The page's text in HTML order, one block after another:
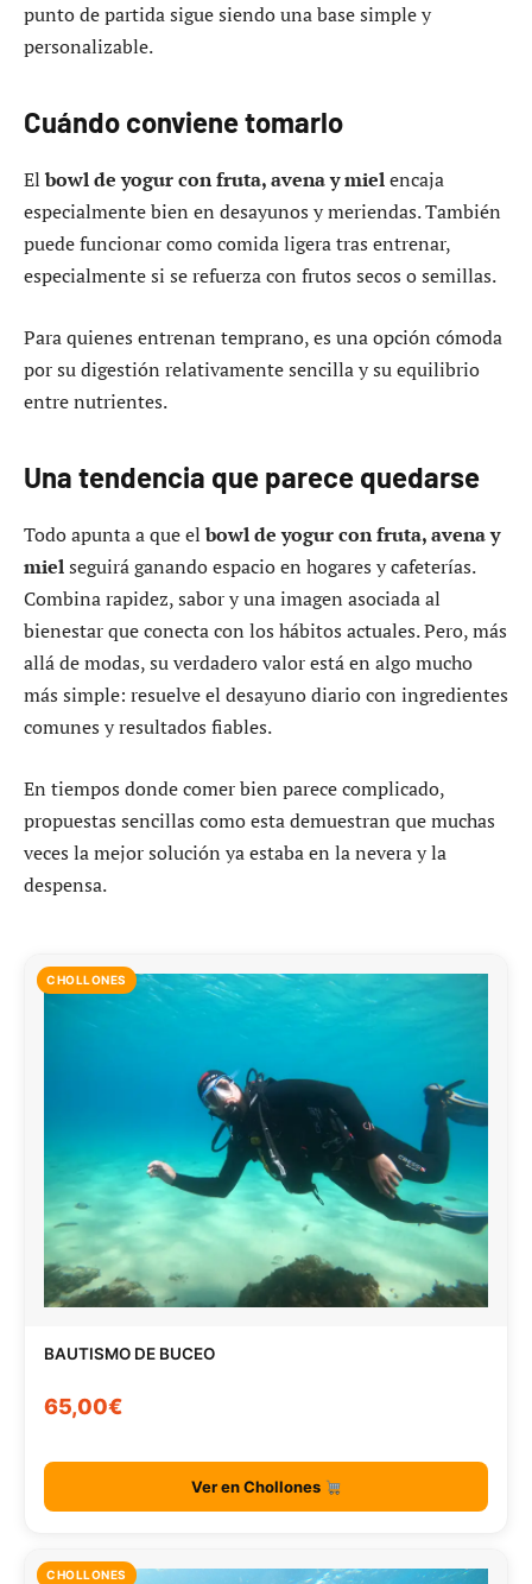
punto de partida sigue siendo una base simple y
personalizable.
Cuándo conviene tomarlo
Elbowl de yogur con fruta, avena y mielencaja
especialmente bien en desayunos y meriendas. También
puede funcionar como comida ligera tras entrenar,
especialmente si se refuerza con frutos secos o semillas.
Para quienes entrenan temprano, es una opción cómoda
por su digestión relativamente sencilla y su equilibrio
entre nutrientes.
Una tendencia que parece quedarse
Todo apunta a que elbowl de yogur con fruta, avena y
mielseguirá ganando espacio en hogares y cafeterías.
Combina rapidez, sabor y una imagen asociada al
bienestar que conecta con los hábitos actuales. Pero, más
allá de modas, su verdadero valor está en algo mucho
más simple: resuelve el desayuno diario con ingredientes
comunes y resultados fiables.
En tiempos donde comer bien parece complicado,
propuestas sencillas como esta demuestran que muchas
veces la mejor solución ya estaba en la nevera y la
despensa.
CHOLLONES
BAUTISMO DE BUCEO
65,00€
Ver en Chollones
CHOLLONES